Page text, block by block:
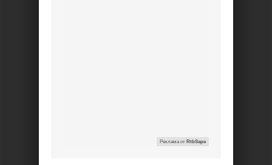
Реклама от RtbSape